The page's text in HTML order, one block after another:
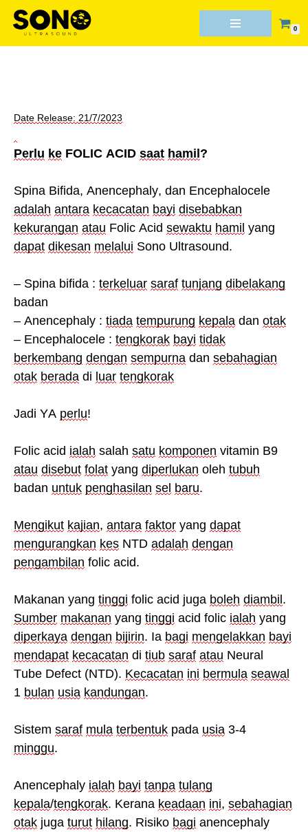
Skip
0
Date Release: 21/7/2023
Perlu ke FOLIC ACID saat hamil ?
Spina Bifida, Anencephaly, dan Encephalocele
adalah antara kecacatan bayi disebabkan
kekurangan atau Folic Acid sewaktu hamil yang
dapat dikesan melalui Sono Ultrasound.
– Spina bifida : terkeluar saraf tunjang dibelakang
badan
– Anencephaly : tiada tempurung kepala dan otak
– Encephalocele : tengkorak bayi tidak
berkembang dengan sempurna dan sebahagian
otak berada di luar tengkorak
Jadi YA perlu!
Folic acid ialah salah satu komponen vitamin B9
atau disebut folat yang diperlukan oleh tubuh
badan untuk penghasilan sel baru.
Mengikut kajian, antara faktor yang dapat
mengurangkan kes NTD adalah dengan
pengambilan folic acid.
Makanan yang tinggi folic acid juga boleh diambil .
Sumber makanan yang tinggi acid folic ialah yang
diperkaya dengan bijirin. Ia bagi mengelakkan bayi
mendapat kecacatan di tiub saraf atau Neural
Tube Defect (NTD). Kecacatan ini bermula seawal
1 bulan usia kandungan.
Sistem saraf mula terbentuk pada usia 3-4
minggu.
Anencephaly ialah bayi tanpa tulang
kepala/tengkorak. Kerana keadaan ini, sebahagian
otak juga turut hilang. Risiko bagi anencephaly